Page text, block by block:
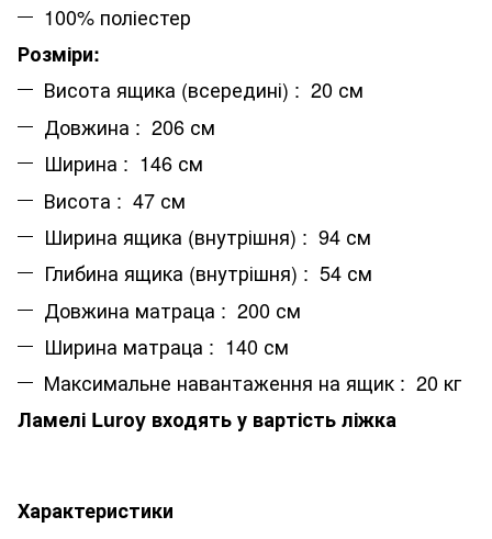
100% поліестер
Розміри:
Висота ящика (всередині) : 20 см
Довжина : 206 см
Ширина : 146 см
Висота : 47 см
Ширина ящика (внутрішня) : 94 см
Глибина ящика (внутрішня) : 54 см
Довжина матраца : 200 см
Ширина матраца : 140 см
Максимальне навантаження на ящик : 20 кг
Ламелі Lurоy входять у вартість ліжка
Характеристики